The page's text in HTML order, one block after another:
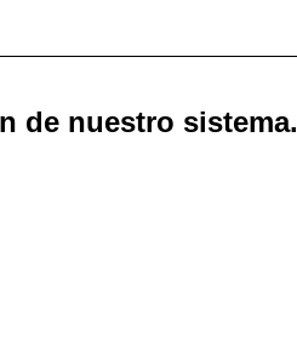
de nuestro sistema.